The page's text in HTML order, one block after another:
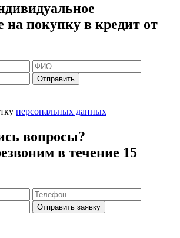
на покупку в кредит от
Отправить
персональных данных
вопросы?
в течение 15
Отправить заявку